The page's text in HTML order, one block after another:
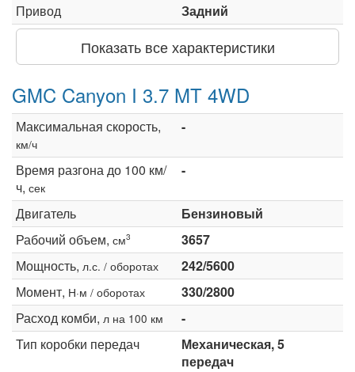
Привод
Задний
Показать все характеристики
GMC Canyon I 3.7 MT 4WD
Максимальная скорость,
км/ч
-
Время разгона до 100 км/
ч, сек
-
Двигатель
Бензиновый
Рабочий объем, см3
3657
Мощность, л.с. / оборотах
242/5600
Момент, Н·м / оборотах
330/2800
Расход комби, л на 100 км
-
Тип коробки передач
Механическая, 5
передач